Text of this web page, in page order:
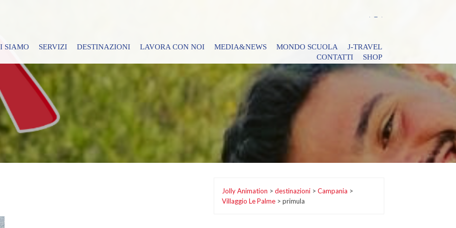
SIAMO SERVIZI DESTINAZIONI LAVORA CON NOI MEDIA&NEWS MONDO SCUOLA
J-TRAVEL
CONTATTI
SHOP
Jolly Animation > destinazioni> Campania >
Villaggio Le Palme> primula